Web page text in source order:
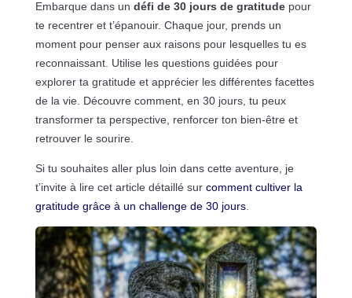
Embarque dans un défi de 30 jours de gratitudepour
te recentrer et t’épanouir. Chaque jour, prends un
moment pour penser aux raisons pour lesquelles tu es
reconnaissant. Utilise les questions guidées pour
explorer ta gratitude et apprécier les différentes facettes
de la vie. Découvre comment, en 30 jours, tu peux
transformer ta perspective, renforcer ton bien-être et
retrouver le sourire.
Si tu souhaites aller plus loin dans cette aventure, je
t’invite à lire cet article détaillé sur comment cultiver la
gratitude grâce à un challenge de 30 jours.